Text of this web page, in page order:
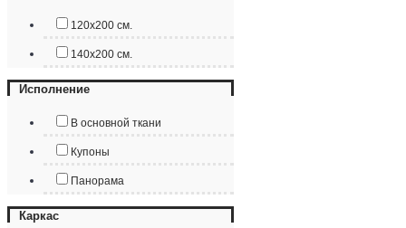
120х200 см.
140х200 см.
Исполнение
В основной ткани
Купоны
Панорама
Каркас